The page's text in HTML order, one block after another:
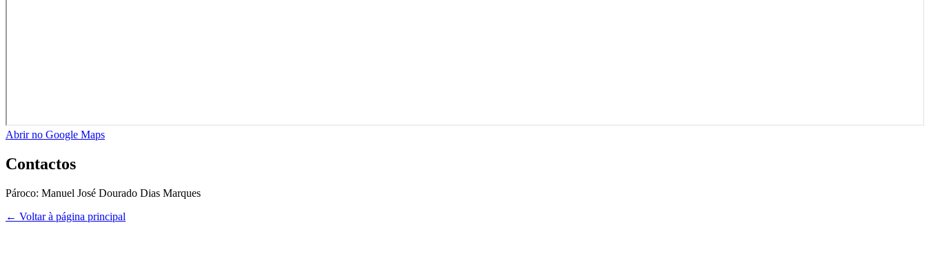
Abrir no Google Maps
Contactos
Pároco: Manuel José Dourado Dias Marques
← Voltar à página principal